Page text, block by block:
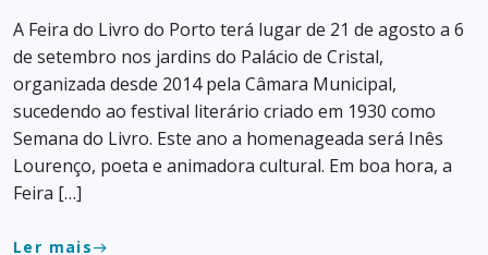
A Feira do Livro do Porto terá lugar de 21 de agosto a 6
de setembro nos jardins do Palácio de Cristal,
organizada desde 2014 pela Câmara Municipal,
sucedendo ao festival literário criado em 1930 como
Semana do Livro. Este ano a homenageada será Inês
Lourenço, poeta e animadora cultural. Em boa hora, a
Feira […]
Ler maiseast